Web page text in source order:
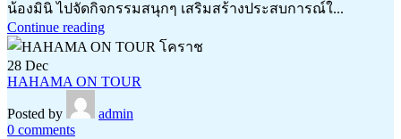
น้องมินิ ไปจัดกิจกรรมสนุกๆ เสริมสร้างประสบการณ์ใ...
Continue reading
28 Dec
HAHAMA ON TOUR
Posted by
admin
0 comments